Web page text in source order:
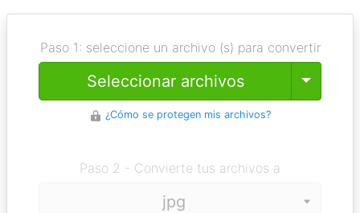
Paso 1: seleccione un archivo (s) para convertir
Seleccionar archivos Toggle
¿Cómo se protegen mis archivos?
Paso 2 - Convierte tus archivos a